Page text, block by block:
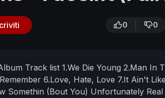
0 0
Track list 1.We Die Young 2.Man In
6.Love, Hate, Love 7.It Ain't
Somethin (Bout You) Unfortunately